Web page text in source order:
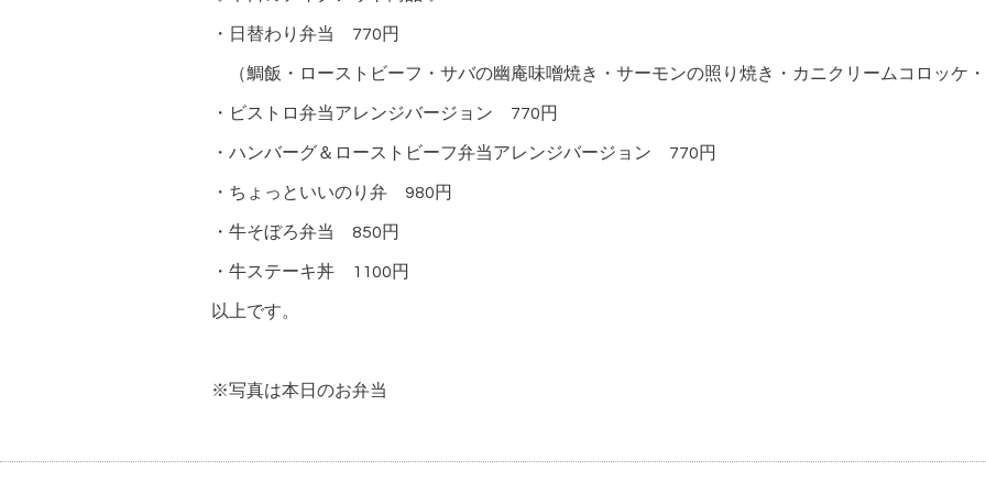
・日替わり弁当 770円
（鯛飯・ローストビーフ・サバの幽庵味噌焼き・サーモンの照り焼き・カニクリームコロッケ
・ビストロ弁当アレンジバージョン 770円
・ハンバーグ＆ローストビーフ弁当アレンジバージョン 770円
・ちょっといいのり弁 980円
・牛そぼろ弁当 850円
・牛ステーキ丼 1100円
以上です。
※写真は本日のお弁当